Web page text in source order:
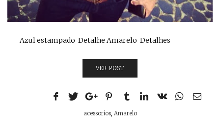
Azul estampado Detalhe Amarelo Detalhes
VER POST
acessorios, Amarelo